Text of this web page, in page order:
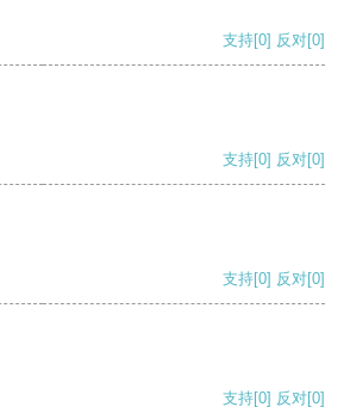
支持[0] 反对[0]
支持[0] 反对[0]
支持[0] 反对[0]
支持[0] 反对[0]